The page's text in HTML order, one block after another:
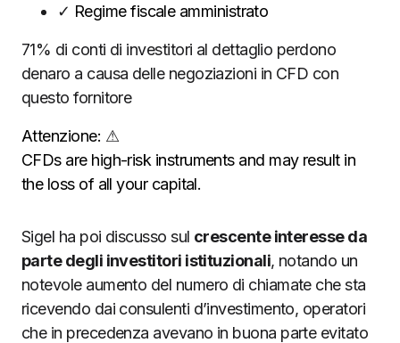
✓ Regime fiscale amministrato
71% di conti di investitori al dettaglio perdono
denaro a causa delle negoziazioni in CFD con
questo fornitore
Attenzione: ⚠
CFDs are high-risk instruments and may result in
the loss of all your capital.
Sigel ha poi discusso sul crescente interesse da
parte degli investitori istituzionali, notando un
notevole aumento del numero di chiamate che sta
ricevendo dai consulenti d’investimento, operatori
che in precedenza avevano in buona parte evitato